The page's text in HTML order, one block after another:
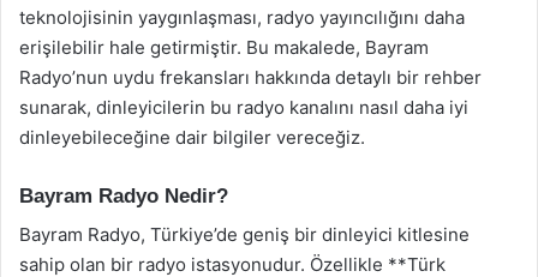
teknolojisinin yaygınlaşması, radyo yayıncılığını daha
erişilebilir hale getirmiştir. Bu makalede, Bayram
Radyo’nun uydu frekansları hakkında detaylı bir rehber
sunarak, dinleyicilerin bu radyo kanalını nasıl daha iyi
dinleyebileceğine dair bilgiler vereceğiz.
Bayram Radyo Nedir?
Bayram Radyo, Türkiye’de geniş bir dinleyici kitlesine
sahip olan bir radyo istasyonudur. Özellikle **Türk